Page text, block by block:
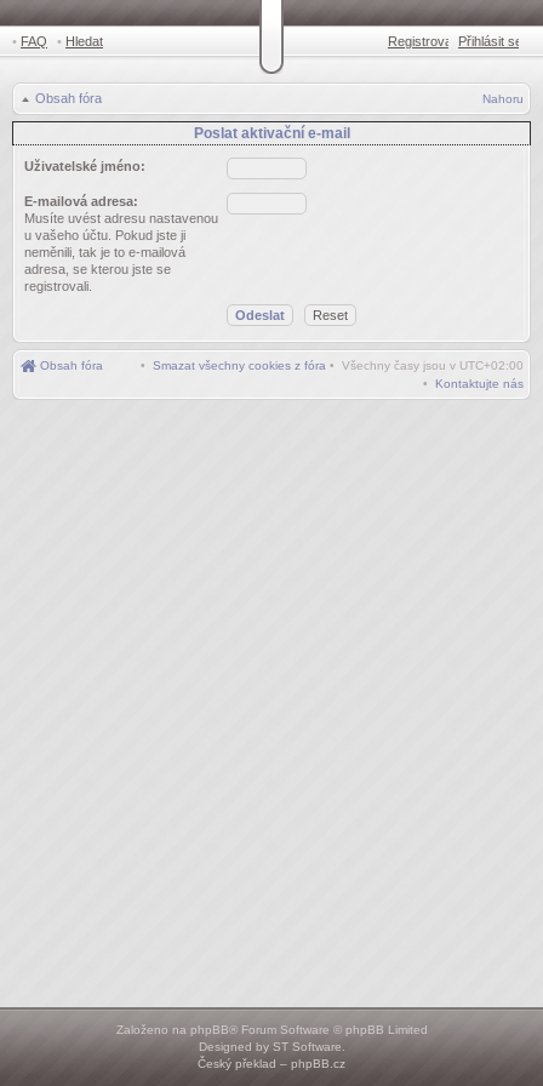
• FAQ • Hledat Registrovat •Přihlásit se
Obsah fóra Nahoru
Poslat aktivační e-mail
Uživatelské jméno:
E-mailová adresa:
Musíte uvést adresu nastavenou
u vašeho účtu. Pokud jste ji
neměnili, tak je to e-mailová
adresa, se kterou jste se
registrovali.
Obsah fóra • Všechny časy jsou v UTC+02:00
• Smazat všechny cookies z fóra
• Kontaktujte nás
Založeno na phpBB® Forum Software © phpBB Limited
Designed by ST Software
Český překlad – phpBB.cz